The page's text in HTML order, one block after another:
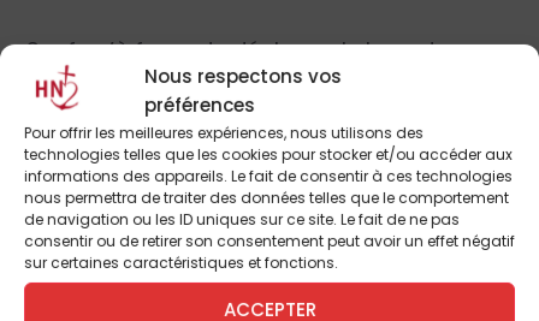
Nous respectons vos
préférences
Pour offrir les meilleures expériences, nous utilisons des
technologies telles que les cookies pour stocker et/ou accéder aux
informations des appareils. Le fait de consentir à ces technologies
nous permettra de traiter des données telles que le comportement
de navigation ou les ID uniques sur ce site. Le fait de ne pas
consentir ou de retirer son consentement peut avoir un effet négatif
sur certaines caractéristiques et fonctions.
ACCEPTER
Sauf qu’à force de déplumer le logo du
journal, il ne nous serait resté que la croix et
nous aurions pu avoir des ennuis avec un
quotidien chrétien pour usurpation d’identité.
Il fallait donc laisser le cœur de la charité
mais la question de l’espérance n’était
toujours pas réglée. Après tout, les
catholiques n’ont pas plus de problèmes de
vue que les autres et si l’ancre n’est pas